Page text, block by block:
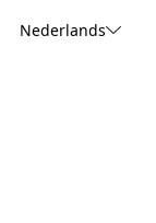
Nederlands